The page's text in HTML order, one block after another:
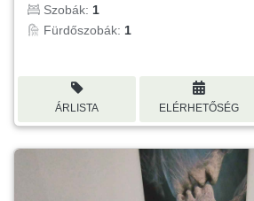
Szobák: 1
Fürdőszobák: 1
ÁRLISTA ELÉRHETŐSÉG